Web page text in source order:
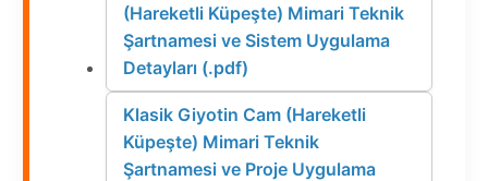
(Hareketli Küpeşte) Mimari Teknik
Şartnamesi ve Sistem Uygulama
Detayları (.pdf)
Klasik Giyotin Cam (Hareketli
Küpeşte) Mimari Teknik
Şartnamesi ve Proje Uygulama